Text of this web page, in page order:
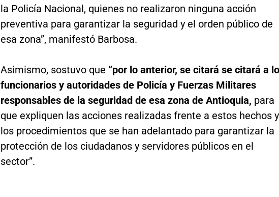
la Policía Nacional, quienes no realizaron ninguna acción
preventiva para garantizar la seguridad y el orden público de
esa zona”, manifestó Barbosa.
Asimismo, sostuvo que “por lo anterior, se citará se citará a
funcionarios y autoridades de Policía y Fuerzas Militares
responsables de la seguridad de esa zona de Antioquia, para
que expliquen las acciones realizadas frente a estos hechos y
los procedimientos que se han adelantado para garantizar la
protección de los ciudadanos y servidores públicos en el
sector”.